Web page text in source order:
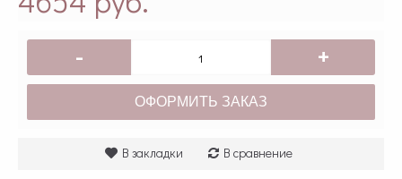
- +
ОФОРМИТЬ ЗАКАЗ
В закладки В сравнение